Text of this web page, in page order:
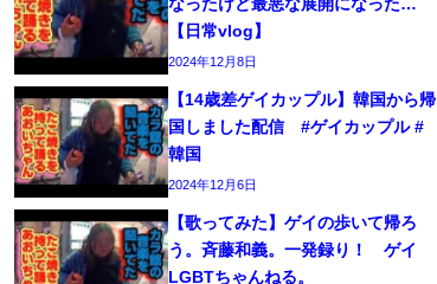
【日常vlog】
2024年12月8日
【14歳差ゲイカップル】韓国から帰
国しました配信 #ゲイカップル #
韓国
2024年12月6日
【歌ってみた】ゲイの歩いて帰ろ
う。斉藤和義。一発録り！ ゲイ
LGBTちゃんねる。